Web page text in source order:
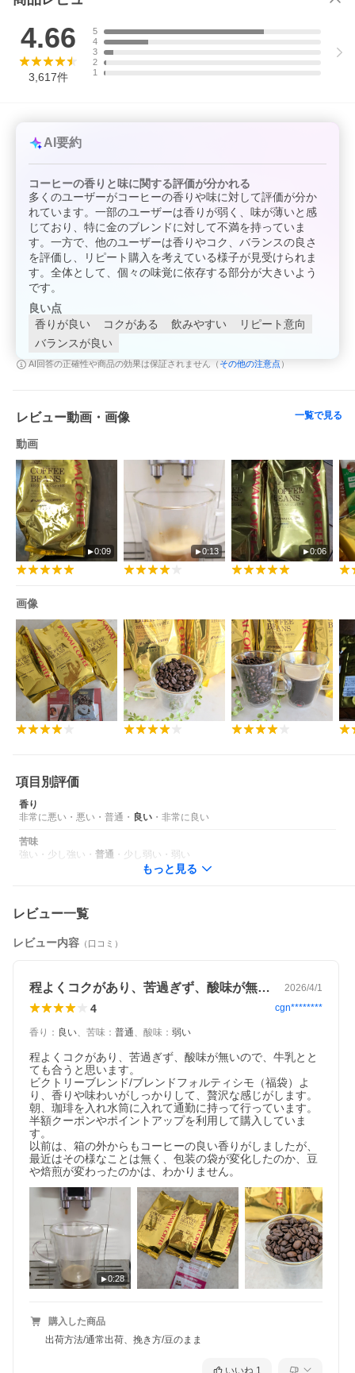
送料無料 コーヒー コーヒー豆 コーヒー粉 珈琲豆 豆のまま "袋を
開けた瞬間広がる香り" 澤井珈琲 金のソルブレンド 豊かな香り コ
ク深い 苦味控えめ 後味すっきり まろやか 飲みやすい バランス良
澤井珈琲店長が選んだ、金のソルブレンド福袋で過ごす至福の時
この福袋でしか味わえない特別なブレンドをお届け。店長が厳選
した豊かな香りと深い味わいが、あなたのコーヒータイムを至福
のひとときへと変えます。毎日の暮らしに、ちょっと贅沢な幸せ
美味しくなければ返品OK、自信があるから保証します
選び抜いた珈琲だからこそ、絶対の自信があります。もしお気に
焙き立ての香り、溢れ出す瞬間
門外不出の秘伝配合で実現した、焙煎直後の芳ばしいアロマ。カ
ップに注いだ瞬間、部屋いっぱいに広がる薫りが、まるで焙煎所
にいるかのような臨場感をもたらします。
4.66
3,617件
5
4
3
2
1
AI要約
コーヒーの香りと味に関する評価が分かれる
多くのユーザーがコーヒーの香りや味に対して評価が分か
れています。一部のユーザーは香りが弱く、味が薄いと感
じており、特に金のブレンドに対して不満を持っていま
す。一方で、他のユーザーは香りやコク、バランスの良さ
を評価し、リピート購入を考えている様子が見受けられま
す。全体として、個々の味覚に依存する部分が大きいよう
です。
良い点
香りが良い
コクがある 飲みやすい
リピート意向
バランスが良い
AI回答の正確性や商品の効果は保証されません（ その他の注意点 ）
レビュー動画・画像 一覧で見る
動画
0:09 0:13 0:06
画像
項目別評価
香り
非常に悪い ・ 悪い ・ 普通 ・ 良い ・ 非常に良い
苦味
強い ・ 少し強い ・ 普通 ・ 少し弱い ・ 弱い
もっと見る
レビュー一覧
レビュー内容 （口コミ）
程よくコクがあり、苦過ぎず、酸味が無い… 2026/4/1
4 cgn********
香り ： 良い、 苦味 ： 普通、 酸味 ： 弱い
程よくコクがあり、苦過ぎず、酸味が無いので、牛乳とと
ても合うと思います。
ビクトリーブレンド/ブレンドフォルティシモ（福袋）よ
り、香りや味わいがしっかりして、贅沢な感じがします。
朝、珈琲を入れ水筒に入れて通勤に持って行っています。
半額クーポンやポイントアップを利用して購入していま
す。
以前は、箱の外からもコーヒーの良い香りがしましたが、
最近はその様なことは無く、包装の袋が変化したのか、豆
や焙煎が変わったのかは、わかりません。
0:28
購入した商品
出荷方法/通常出荷、挽き方/豆のまま